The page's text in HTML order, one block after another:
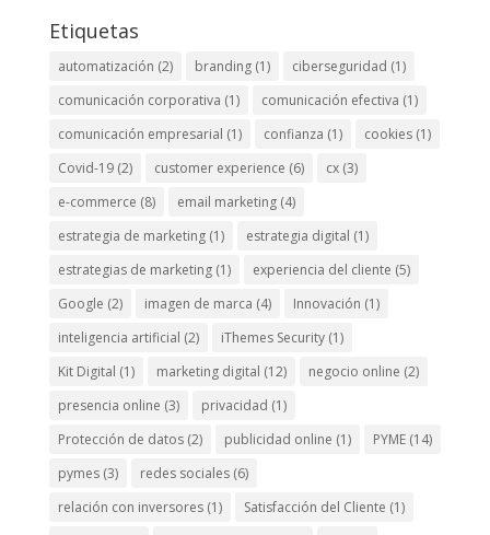
Etiquetas
automatización (2) branding(1) ciberseguridad (1)
comunicación corporativa (1) comunicación efectiva (1)
comunicación empresarial (1) confianza (1) cookies(1)
Covid-19(2) customer experience (6) cx(3)
e-commerce (8) email marketing(4)
estrategia de marketing(1) estrategia digital (1)
estrategias de marketing(1) experiencia del cliente (5)
Google (2) imagen de marca (4) Innovación (1)
inteligencia artificial (2) iThemes Security(1)
Kit Digital (1) marketing digital (12) negocio online (2)
presencia online (3) privacidad (1)
Protección de datos(2) publicidad online (1) PYME(14)
pymes(3) redes sociales(6)
relación con inversores(1) Satisfacción del Cliente (1)